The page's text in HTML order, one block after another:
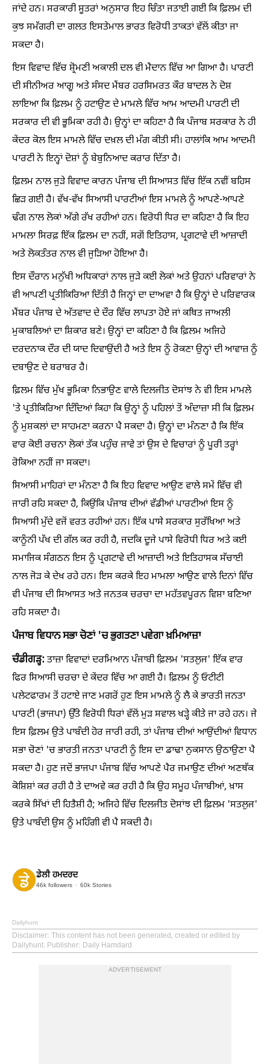
ਜਾਂਦੇ ਹਨ। ਸਰਕਾਰੀ ਸੂਤਰਾਂ ਅਨੁਸਾਰ ਇਹ ਚਿੰਤਾ ਜਤਾਈ ਗਈ ਕਿ ਫ਼ਿਲਮ ਦੀ
ਕੁਝ ਸਮੱਗਰੀ ਦਾ ਗਲਤ ਇਸਤੇਮਾਲ ਭਾਰਤ ਵਿਰੋਧੀ ਤਾਕਤਾਂ ਵੱਲੋਂ ਕੀਤਾ ਜਾ
ਸਕਦਾ ਹੈ।
ਇਸ ਵਿਵਾਦ ਵਿੱਚ ਸ਼੍ਰੋਮਣੀ ਅਕਾਲੀ ਦਲ ਵੀ ਮੈਦਾਨ ਵਿੱਚ ਆ ਗਿਆ ਹੈ। ਪਾਰਟੀ
ਦੀ ਸੀਨੀਅਰ ਆਗੂ ਅਤੇ ਸੰਸਦ ਮੈਂਬਰ ਹਰਸਿਮਰਤ ਕੌਰ ਬਾਦਲ ਨੇ ਦੋਸ਼
ਲਾਇਆ ਕਿ ਫ਼ਿਲਮ ਨੂੰ ਹਟਾਉਣ ਦੇ ਮਾਮਲੇ ਵਿੱਚ ਆਮ ਆਦਮੀ ਪਾਰਟੀ ਦੀ
ਸਰਕਾਰ ਦੀ ਵੀ ਭੂਮਿਕਾ ਰਹੀ ਹੈ। ਉਨ੍ਹਾਂ ਦਾ ਕਹਿਣਾ ਹੈ ਕਿ ਪੰਜਾਬ ਸਰਕਾਰ ਨੇ ਹੀ
ਕੇਂਦਰ ਕੋਲ ਇਸ ਮਾਮਲੇ ਵਿੱਚ ਦਖ਼ਲ ਦੀ ਮੰਗ ਕੀਤੀ ਸੀ। ਹਾਲਾਂਕਿ ਆਮ ਆਦਮੀ
ਪਾਰਟੀ ਨੇ ਇਨ੍ਹਾਂ ਦੋਸ਼ਾਂ ਨੂੰ ਬੇਬੁਨਿਆਦ ਕਰਾਰ ਦਿੱਤਾ ਹੈ।
ਫ਼ਿਲਮ ਨਾਲ ਜੁੜੇ ਵਿਵਾਦ ਕਾਰਨ ਪੰਜਾਬ ਦੀ ਸਿਆਸਤ ਵਿੱਚ ਇੱਕ ਨਵੀਂ ਬਹਿਸ
ਛਿੜ ਗਈ ਹੈ। ਵੱਖ-ਵੱਖ ਸਿਆਸੀ ਪਾਰਟੀਆਂ ਇਸ ਮਾਮਲੇ ਨੂੰ ਆਪਣੇ-ਆਪਣੇ
ਢੰਗ ਨਾਲ ਲੋਕਾਂ ਅੱਗੇ ਰੱਖ ਰਹੀਆਂ ਹਨ। ਵਿਰੋਧੀ ਧਿਰ ਦਾ ਕਹਿਣਾ ਹੈ ਕਿ ਇਹ
ਮਾਮਲਾ ਸਿਰਫ਼ ਇੱਕ ਫ਼ਿਲਮ ਦਾ ਨਹੀਂ, ਸਗੋਂ ਇਤਿਹਾਸ, ਪ੍ਰਗਟਾਵੇ ਦੀ ਆਜ਼ਾਦੀ
ਅਤੇ ਲੋਕਤੰਤਰ ਨਾਲ ਵੀ ਜੁੜਿਆ ਹੋਇਆ ਹੈ।
ਇਸ ਦੌਰਾਨ ਮਨੁੱਖੀ ਅਧਿਕਾਰਾਂ ਨਾਲ ਜੁੜੇ ਕਈ ਲੋਕਾਂ ਅਤੇ ਉਹਨਾਂ ਪਰਿਵਾਰਾਂ ਨੇ
ਵੀ ਆਪਣੀ ਪ੍ਰਤੀਕਿਰਿਆ ਦਿੱਤੀ ਹੈ ਜਿਨ੍ਹਾਂ ਦਾ ਦਾਅਵਾ ਹੈ ਕਿ ਉਨ੍ਹਾਂ ਦੇ ਪਰਿਵਾਰਕ
ਮੈਂਬਰ ਪੰਜਾਬ ਦੇ ਅੱਤਵਾਦ ਦੇ ਦੌਰ ਵਿੱਚ ਲਾਪਤਾ ਹੋਏ ਜਾਂ ਕਥਿਤ ਜਾਅਲੀ
ਮੁਕਾਬਲਿਆਂ ਦਾ ਸ਼ਿਕਾਰ ਬਣੇ। ਉਨ੍ਹਾਂ ਦਾ ਕਹਿਣਾ ਹੈ ਕਿ ਫ਼ਿਲਮ ਅਜਿਹੇ
ਦਰਦਨਾਕ ਦੌਰ ਦੀ ਯਾਦ ਦਿਵਾਉਂਦੀ ਹੈ ਅਤੇ ਇਸ ਨੂੰ ਰੋਕਣਾ ਉਨ੍ਹਾਂ ਦੀ ਆਵਾਜ਼ ਨੂੰ
ਦਬਾਉਣ ਦੇ ਬਰਾਬਰ ਹੈ।
ਫ਼ਿਲਮ ਵਿੱਚ ਮੁੱਖ ਭੂਮਿਕਾ ਨਿਭਾਉਣ ਵਾਲੇ ਦਿਲਜੀਤ ਦੋਸਾਂਝ ਨੇ ਵੀ ਇਸ ਮਾਮਲੇ
'ਤੇ ਪ੍ਰਤੀਕਿਰਿਆ ਦਿੰਦਿਆਂ ਕਿਹਾ ਕਿ ਉਨ੍ਹਾਂ ਨੂੰ ਪਹਿਲਾਂ ਤੋਂ ਅੰਦਾਜ਼ਾ ਸੀ ਕਿ ਫ਼ਿਲਮ
ਨੂੰ ਮੁਸ਼ਕਲਾਂ ਦਾ ਸਾਹਮਣਾ ਕਰਨਾ ਪੈ ਸਕਦਾ ਹੈ। ਉਨ੍ਹਾਂ ਦਾ ਮੰਨਣਾ ਹੈ ਕਿ ਇੱਕ
ਵਾਰ ਕੋਈ ਰਚਨਾ ਲੋਕਾਂ ਤੱਕ ਪਹੁੰਚ ਜਾਵੇ ਤਾਂ ਉਸ ਦੇ ਵਿਚਾਰਾਂ ਨੂੰ ਪੂਰੀ ਤਰ੍ਹਾਂ
ਰੋਕਿਆ ਨਹੀਂ ਜਾ ਸਕਦਾ।
ਸਿਆਸੀ ਮਾਹਿਰਾਂ ਦਾ ਮੰਨਣਾ ਹੈ ਕਿ ਇਹ ਵਿਵਾਦ ਆਉਣ ਵਾਲੇ ਸਮੇਂ ਵਿੱਚ ਵੀ
ਜਾਰੀ ਰਹਿ ਸਕਦਾ ਹੈ, ਕਿਉਂਕਿ ਪੰਜਾਬ ਦੀਆਂ ਵੱਡੀਆਂ ਪਾਰਟੀਆਂ ਇਸ ਨੂੰ
ਸਿਆਸੀ ਮੁੱਦੇ ਵਜੋਂ ਵਰਤ ਰਹੀਆਂ ਹਨ। ਇੱਕ ਪਾਸੇ ਸਰਕਾਰ ਸੁਰੱਖਿਆ ਅਤੇ
ਕਾਨੂੰਨੀ ਪੱਖ ਦੀ ਗੱਲ ਕਰ ਰਹੀ ਹੈ, ਜਦਕਿ ਦੂਜੇ ਪਾਸੇ ਵਿਰੋਧੀ ਧਿਰ ਅਤੇ ਕਈ
ਸਮਾਜਿਕ ਸੰਗਠਨ ਇਸ ਨੂੰ ਪ੍ਰਗਟਾਵੇ ਦੀ ਆਜ਼ਾਦੀ ਅਤੇ ਇਤਿਹਾਸਕ ਸੱਚਾਈ
ਨਾਲ ਜੋੜ ਕੇ ਦੇਖ ਰਹੇ ਹਨ। ਇਸ ਕਰਕੇ ਇਹ ਮਾਮਲਾ ਆਉਣ ਵਾਲੇ ਦਿਨਾਂ ਵਿੱਚ
ਵੀ ਪੰਜਾਬ ਦੀ ਸਿਆਸਤ ਅਤੇ ਜਨਤਕ ਚਰਚਾ ਦਾ ਮਹੱਤਵਪੂਰਨ ਵਿਸ਼ਾ ਬਣਿਆ
ਰਹਿ ਸਕਦਾ ਹੈ।
ਪੰਜਾਬ ਵਿਧਾਨ ਸਭਾ ਚੋਣਾਂ 'ਚ ਭੁਗਤਣਾ ਪਵੇਗਾ ਖ਼ਮਿਆਜ਼ਾ
ਚੰਡੀਗੜ੍ਹ:ਤਾਜ਼ਾ ਵਿਵਾਦਾਂ ਦਰਮਿਆਨ ਪੰਜਾਬੀ ਫ਼ਿਲਮ 'ਸਤਲੁਜ' ਇੱਕ ਵਾਰ
ਫਿਰ ਸਿਆਸੀ ਚਰਚਾ ਦੇ ਕੇਂਦਰ ਵਿੱਚ ਆ ਗਈ ਹੈ। ਫ਼ਿਲਮ ਨੂੰ ਓਟੀਟੀ
ਪਲੇਟਫਾਰਮ ਤੋਂ ਹਟਾਏ ਜਾਣ ਮਗਰੋਂ ਹੁਣ ਇਸ ਮਾਮਲੇ ਨੂੰ ਲੈ ਕੇ ਭਾਰਤੀ ਜਨਤਾ
ਪਾਰਟੀ (ਭਾਜਪਾ) ਉੱਤੇ ਵਿਰੋਧੀ ਧਿਰਾਂ ਵੱਲੋਂ ਮੁੜ ਸਵਾਲ ਖੜ੍ਹੇ ਕੀਤੇ ਜਾ ਰਹੇ ਹਨ। ਜੇ
ਇਸ ਫ਼ਿਲਮ ਉਤੇ ਪਾਬੰਦੀ ਹੋਰ ਜਾਰੀ ਰਹੀ, ਤਾਂ ਪੰਜਾਬ ਦੀਆਂ ਆਉਂਦੀਆਂ ਵਿਧਾਨ
ਸਭਾ ਚੋਣਾਂ 'ਚ ਭਾਰਤੀ ਜਨਤਾ ਪਾਰਟੀ ਨੂੰ ਇਸ ਦਾ ਡਾਢਾ ਨੁਕਸਾਨ ਉਠਾਉਣਾ ਪੈ
ਸਕਦਾ ਹੈ। ਹੁਣ ਜਦੋਂ ਭਾਜਪਾ ਪੰਜਾਬ ਵਿੱਚ ਆਪਣੇ ਪੈਰ ਜਮਾਉਣ ਦੀਆਂ ਅਣਥੱਕ
ਕੋਸ਼ਿਸ਼ਾਂ ਕਰ ਰਹੀ ਹੈ ਤੇ ਦਾਅਵੇ ਕਰ ਰਹੀ ਹੈ ਕਿ ਉਹ ਸਮੂਹ ਪੰਜਾਬੀਆਂ, ਖ਼ਾਸ
ਕਰਕੇ ਸਿੱਖਾਂ ਦੀ ਹਿਤੈਸ਼ੀ ਹੈ; ਅਜਿਹੇ ਵਿੱਚ ਦਿਲਜੀਤ ਦੋਸਾਂਝ ਦੀ ਫ਼ਿਲਮ 'ਸਤਲੁਜ'
ਉਤੇ ਪਾਬੰਦੀ ਉਸ ਨੂੰ ਮਹਿੰਗੀ ਵੀ ਪੈ ਸਕਦੀ ਹੈ।
ਡੇਲੀ ਹਮਦਰਦ
46k followers 60k Stories
Dailyhunt
Disclaimer: This content has not been generated, created or edited by
Dailyhunt. Publisher: Daily Hamdard
ADVERTISEMENT